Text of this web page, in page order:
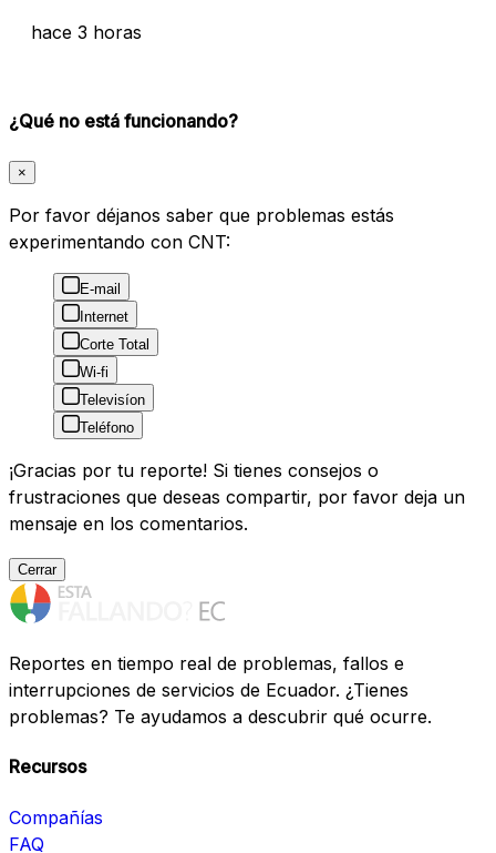
hace 3 horas
¿Qué no está funcionando?
×
Por favor déjanos saber que problemas estás
experimentando con CNT:
E-mail
Internet
Corte Total
Wi-fi
Televisíon
Teléfono
¡Gracias por tu reporte! Si tienes consejos o
frustraciones que deseas compartir, por favor deja un
mensaje en los comentarios.
Cerrar
Reportes en tiempo real de problemas, fallos e
interrupciones de servicios de Ecuador. ¿Tienes
problemas? Te ayudamos a descubrir qué ocurre.
Recursos
Compañías
FAQ